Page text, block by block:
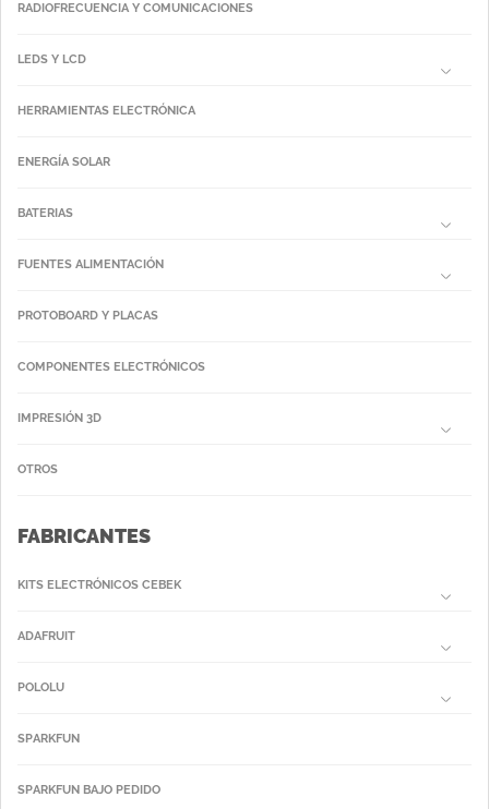
RADIOFRECUENCIA Y COMUNICACIONES
LEDS Y LCD
HERRAMIENTAS ELECTRÓNICA
ENERGÍA SOLAR
BATERIAS
FUENTES ALIMENTACIÓN
PROTOBOARD Y PLACAS
COMPONENTES ELECTRÓNICOS
IMPRESIÓN 3D
OTROS
FABRICANTES
KITS ELECTRÓNICOS CEBEK
ADAFRUIT
POLOLU
SPARKFUN
SPARKFUN BAJO PEDIDO